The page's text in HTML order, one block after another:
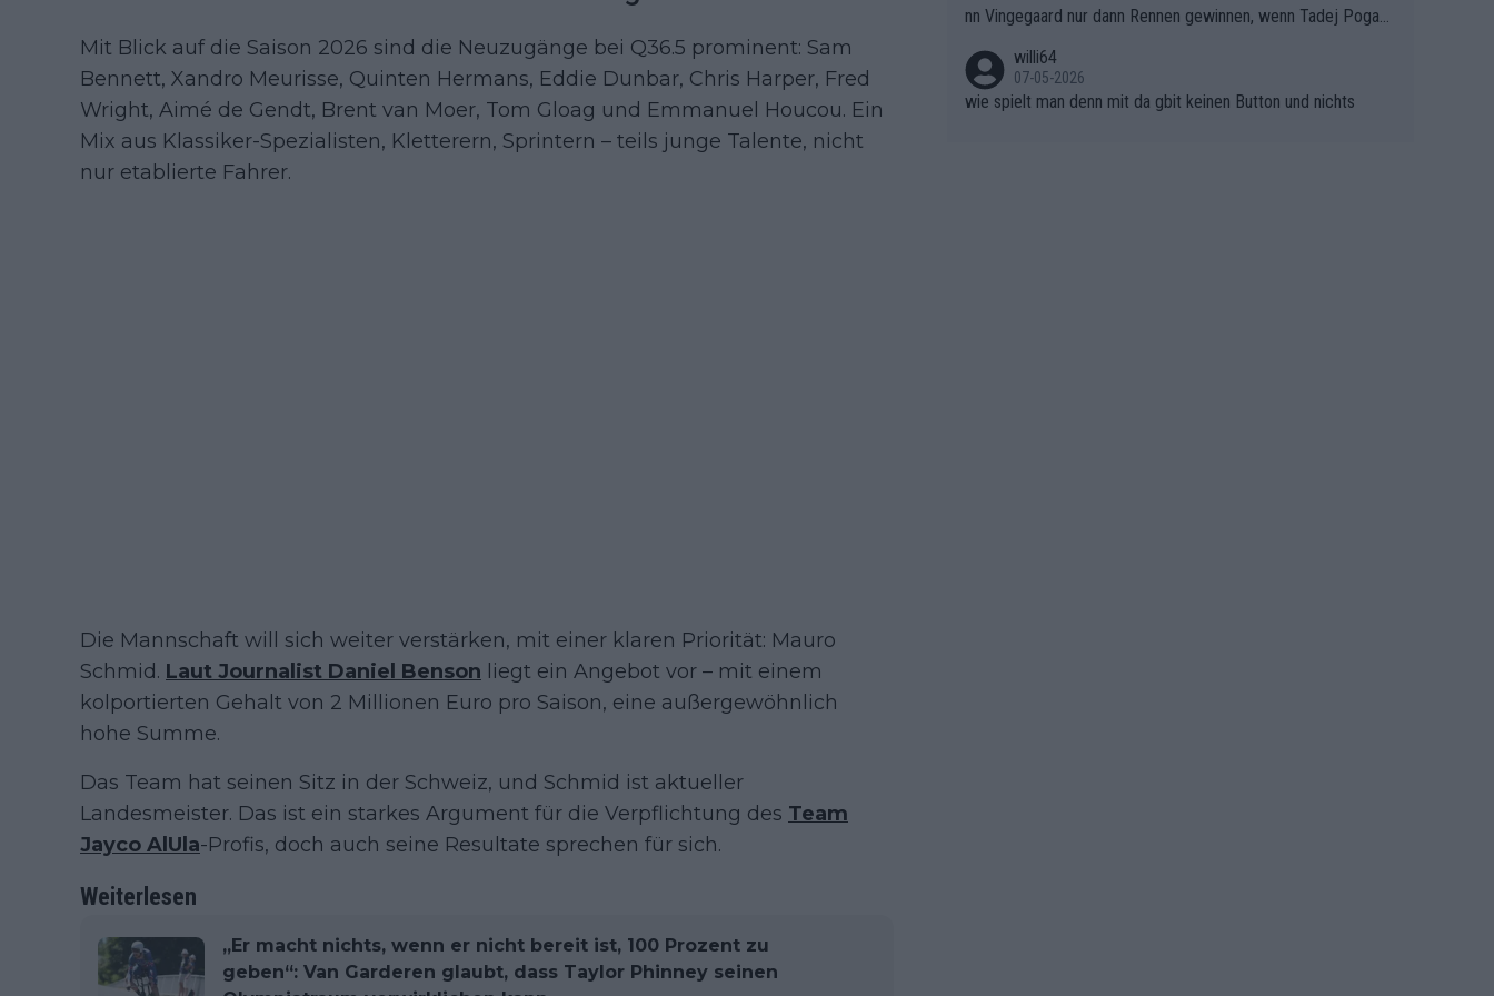
Mit Blick auf die Saison 2026 sind die Neuzugänge bei Q36.5 prominent: Sam
Bennett, Xandro Meurisse, Quinten Hermans, Eddie Dunbar, Chris Harper, Fred
Wright, Aimé de Gendt, Brent van Moer, Tom Gloag und Emmanuel Houcou. Ein
Mix aus Klassiker-Spezialisten, Kletterern, Sprintern – teils junge Talente, nicht
nur etablierte Fahrer.
Die Mannschaft will sich weiter verstärken, mit einer klaren Priorität: Mauro
Schmid. Laut Journalist Daniel Benson liegt ein Angebot vor – mit einem
kolportierten Gehalt von 2 Millionen Euro pro Saison, eine außergewöhnlich
hohe Summe.
Das Team hat seinen Sitz in der Schweiz, und Schmid ist aktueller
Landesmeister. Das ist ein starkes Argument für die Verpflichtung des Team
Jayco AlUla-Profis, doch auch seine Resultate sprechen für sich.
Weiterlesen
„Er macht nichts, wenn er nicht bereit ist, 100 Prozent zu
geben“: Van Garderen glaubt, dass Taylor Phinney seinen
berwasser, aber SD Worx und Vollering müssen jetzt All-In ge
hen. (gregmann)
nn Vingegaard nur dann Rennen gewinnen, wenn Tadej Pogaca
willi64
07-05-2026
wie spielt man denn mit da gbit keinen Button und nichts